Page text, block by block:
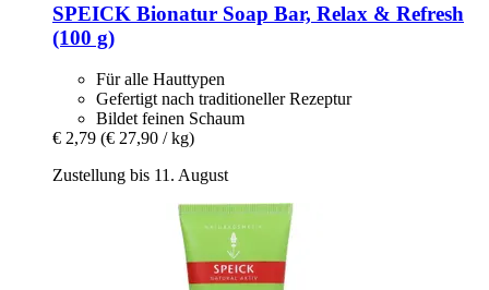
SPEICK Bionatur Soap Bar, Relax & Refresh
(100 g)
Für alle Hauttypen
Gefertigt nach traditioneller Rezeptur
Bildet feinen Schaum
€ 2,79 (€ 27,90 / kg)
Zustellung bis 11. August